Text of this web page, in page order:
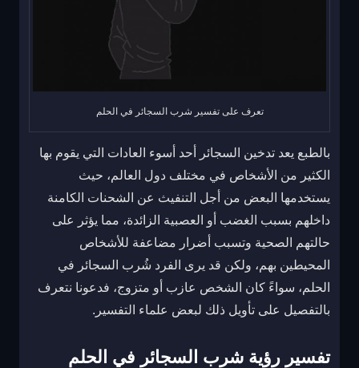
تعرف على تفسير شرب السجائر في الحلم
بالطبع يعد تدخين السجائر أحد أسوء العادات التي يقوم بها
الكثير من الأشخاص في مختلف دول العالم، حيث
يستخدمها البعض من أجل التنفيث عن الشحنات الكامنة
داخلهم بسبب الغضب أو العصبية الزائدة، مما يؤثر على
حالتهم الصحية وتسبب أضرار مضاعفة للأشخاص
المحيطين بهم، ولكن قد يرى الفرد شُرب السجائر في
الحلم، سواءً كان الشخص عازب أو متزوج، فدعونا نتعرف
بالتفصيل على تأويل ذلك لبعض علماء التفسير.
تفسير رؤية شرب السجائر في الحلم